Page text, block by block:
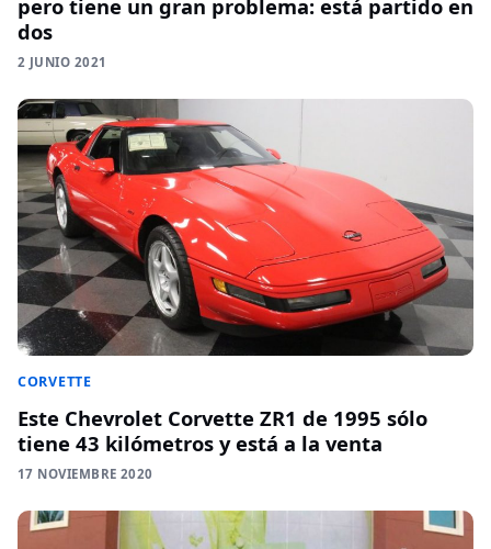
pero tiene un gran problema: está partido en
dos
2 JUNIO 2021
CORVETTE
Este Chevrolet Corvette ZR1 de 1995 sólo
tiene 43 kilómetros y está a la venta
17 NOVIEMBRE 2020